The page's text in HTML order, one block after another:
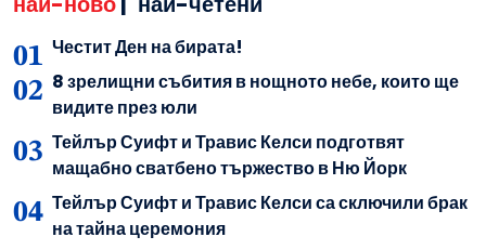
Честит Ден на бирата!
8 зрелищни събития в нощното небе, които ще
видите през юли
Тейлър Суифт и Травис Келси подготвят
мащабно сватбено тържество в Ню Йорк
Тейлър Суифт и Травис Келси са сключили брак
на тайна церемония